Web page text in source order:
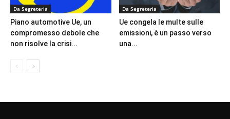
Da Segreteria
Piano automotive Ue, un
compromesso debole che
non risolve la crisi...
Da Segreteria
Ue congela le multe sulle
emissioni, è un passo verso
una...